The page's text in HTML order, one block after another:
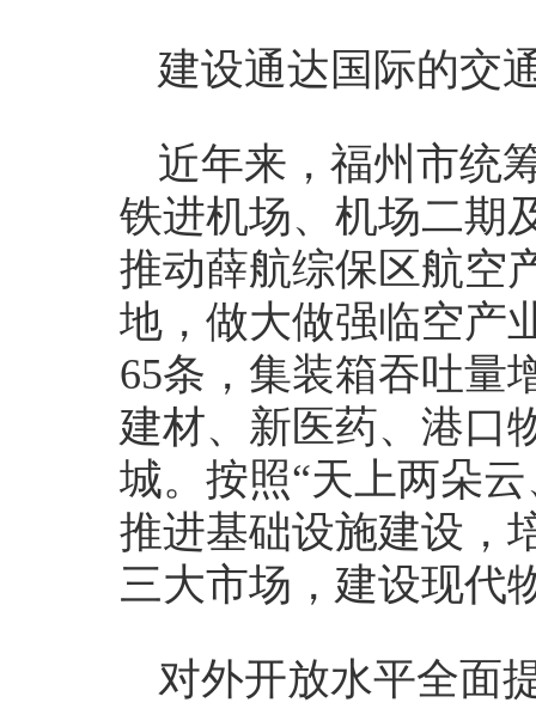
建设通达国际的
近年来，福州市统
铁进机场、机场二期
推动薛航综保区航空
地，做大做强临空产
65条，集装箱吞吐量
建材、新医药、港口
城。按照“天上两朵
推进基础设施建设，
三大市场，建设现代
对外开放水平全